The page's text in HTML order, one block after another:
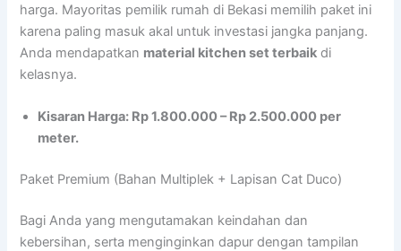
harga. Mayoritas pemilik rumah di Bekasi memilih paket ini
karena paling masuk akal untuk investasi jangka panjang.
Anda mendapatkan material kitchen set terbaik di
kelasnya.
Kisaran Harga: Rp 1.800.000 – Rp 2.500.000 per
meter.
Paket Premium (Bahan Multiplek + Lapisan Cat Duco)
Bagi Anda yang mengutamakan keindahan dan
kebersihan, serta menginginkan dapur dengan tampilan